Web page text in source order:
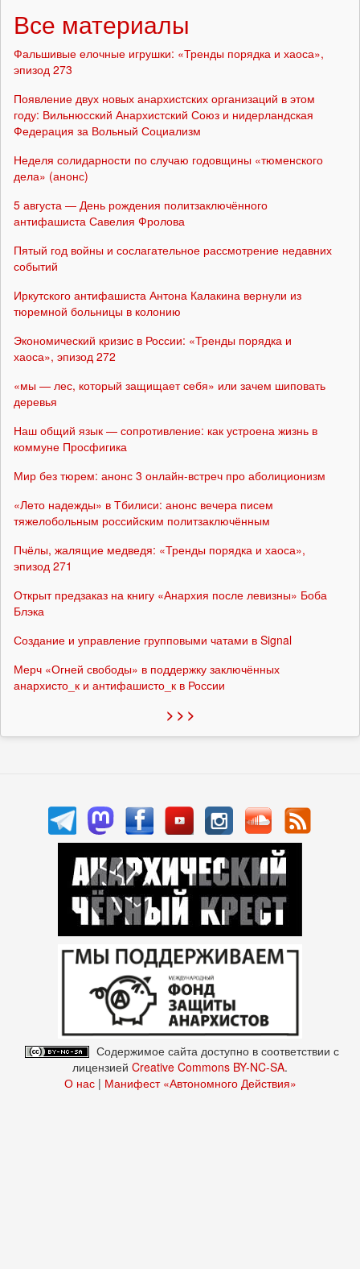
Все материалы
Фальшивые елочные игрушки: «Тренды порядка и хаоса»,
эпизод 273
Появление двух новых анархистских организаций в этом
году: Вильнюсский Анархистский Союз и нидерландская
Федерация за Вольный Социализм
Неделя солидарности по случаю годовщины «тюменского
дела» (анонс)
5 августа — День рождения политзаключённого
антифашиста Савелия Фролова
Пятый год войны и сослагательное рассмотрение недавних
событий
Иркутского антифашиста Антона Калакина вернули из
тюремной больницы в колонию
Экономический кризис в России: «Тренды порядка и
хаоса», эпизод 272
«мы — лес, который защищает себя» или зачем шиповать
деревья
Наш общий язык — сопротивление: как устроена жизнь в
коммуне Просфигика
Мир без тюрем: анонс 3 онлайн-встреч про аболиционизм
«Лето надежды» в Тбилиси: анонс вечера писем
тяжелобольным российским политзаключённым
Пчёлы, жалящие медведя: «Тренды порядка и хаоса»,
эпизод 271
Открыт предзаказ на книгу «Анархия после левизны» Боба
Блэка
Создание и управление групповыми чатами в Signal
Мерч «Огней свободы» в поддержку заключённых
анархисто_к и антифашисто_к в России
> > >
Содержимое сайта доступно в соответствии с
лицензией Creative Commons BY-NC-SA.
О нас| Манифест «Автономного Действия»